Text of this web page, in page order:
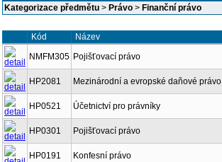
Kategorizace předmětu > Právo > Finanční právo
Kód
Název
NMFM305 Pojišťovací právo
HP2081 Mezinárodní a evropské daňové právo
HP0521 Účetnictví pro právníky
HP0301 Pojišťovací právo
HP0191 Konfesní právo